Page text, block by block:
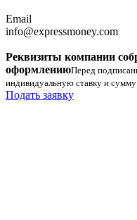
Email
info@expressmoney.com
Реквизиты компании
оформлениюПеред
индивидуальную ставку и сумму
Подать заявку